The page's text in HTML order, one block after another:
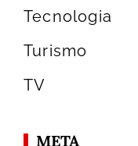
Tecnologia
Turismo
TV
META